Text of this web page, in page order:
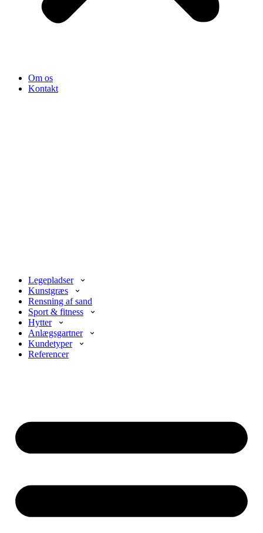
Om os
Kontakt
Legepladser
Kunstgræs
Rensning af sand
Sport & fitness
Hytter
Anlægsgartner
Kundetyper
Referencer